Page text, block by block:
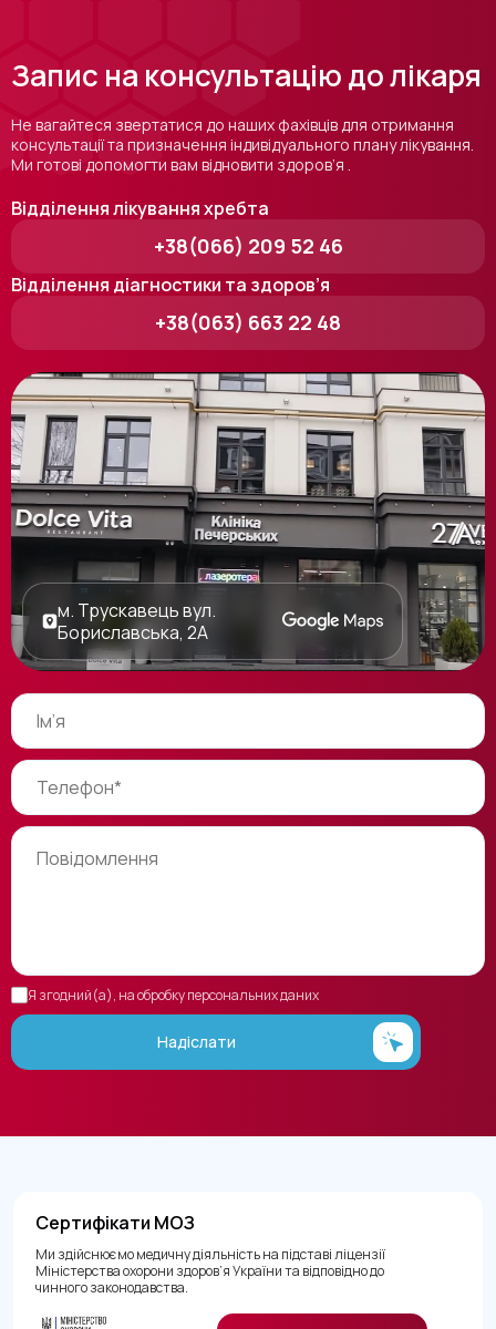
Запис на консультацію до лікаря
Не вагайтеся звертатися до наших фахівців для отримання
консультації та призначення індивідуального плану лікування.
Ми готові допомогти вам відновити здоров’я .
Я згодний(а), на обробку персональних даних
Надіслати
Відділення лікування хребта
+38(066) 209 52 46
Відділення діагностики та здоров’я
+38(063) 663 22 48
м. Трускавець вул.
Бориславська, 2А
Сертифікати МОЗ
Ми здійснюємо медичну діяльність на підставі ліцензії
Міністерства охорони здоров’я України та відповідно до
чинного законодавства.